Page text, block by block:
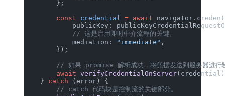
        };
        const
credential = await
publicKey:
            // 这是启用即时中介流程的关键。
            mediation:
"immediate" ,
        });
// 如果 promise 解析成功，将凭据发送到服务器进行
        await
verifyCredentialOnServer
    }
catch (error) {
        // catch 代码块是控制流的关键部分。